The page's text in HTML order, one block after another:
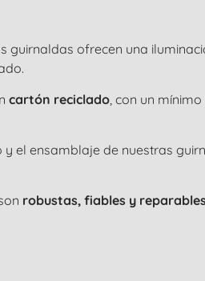
guirnaldas ofrecen una
cartón reciclado, con un mínimo
y el ensamblaje de nuestras
robustas, fiables y reparables